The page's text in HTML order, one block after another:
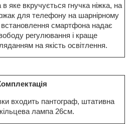
яке вкручується гнучка ніжка, на
для телефону на шарнірному
встановлення смартфона надає
регулювання і краще
на якість освітлення.
входить пантограф, штативна
лампа 26см.